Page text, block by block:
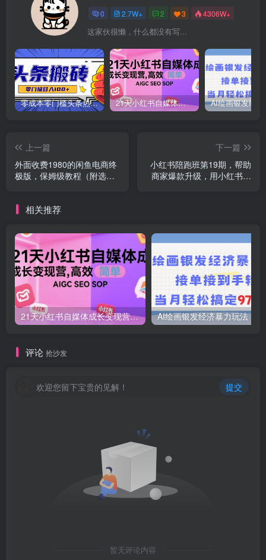
0 2.7W+ 2 3 4306W+
这家伙很懒，什么都没有写...
零成本零门槛头条热点搬运术，零门槛日入100+，工具+教程全部附上 21天小红书自媒体成长变现营，高效 简单 AIGC SEO SOP
上一篇
外面收费1980的闲鱼电商终
极版，保姆级教程（附选品
下一篇
小红书陪跑班第19期，帮助
商家爆款升级，用小红书引
相关推荐
21天小红书自媒体成长变现营，高效 简单 AIGC SEO SOP
评论 抢沙发
欢迎您留下宝贵的见解！ 提交
暂无评论内容